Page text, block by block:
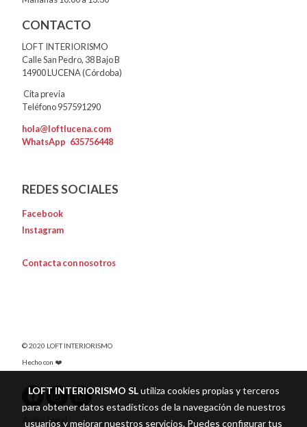
CONTACTO
LOFT INTERIORISMO
Calle San Pedro, 38 Bajo B
14900 LUCENA (Córdoba)
Cita previa
Teléfono 957591290
hola@loftlucena.com
WhatsApp 635756448
REDES SOCIALES
Facebook
Instagram
Contacta con nosotros
© 2020 LOFT INTERIORISMO
Hecho con ❤️
Aviso legal
LOFT INTERIORISMO SLutiliza cookies propias y terceros
para obtener datos estadísticos de la navegación de nuestros
usuarios y mejorar nuestros servicios. Puedes configurar tus